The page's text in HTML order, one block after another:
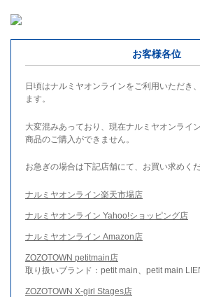
お客様各位
日頃はナルミヤオンラインをご利用いただき
ます。
大変混みあっており、現在ナルミヤオンライ
商品のご購入ができません。
お急ぎの場合は下記店舗にて、お買い求めくだ
ナルミヤオンライン楽天市場店
ナルミヤオンライン Yahoo!ショッピング店
ナルミヤオンライン Amazon店
ZOZOTOWN petitmain店
取り扱いブランド：petit main、petit main
ZOZOTOWN X-girl Stages店